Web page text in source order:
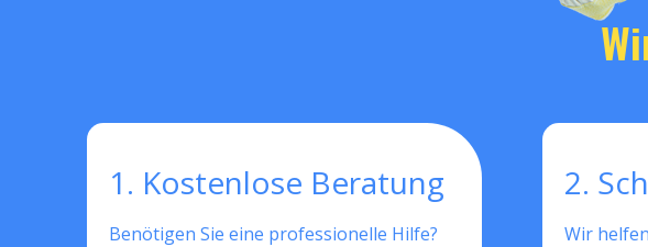
1. Kostenlose Beratung
Benötigen Sie eine professionelle Hilfe?
2.
Wir